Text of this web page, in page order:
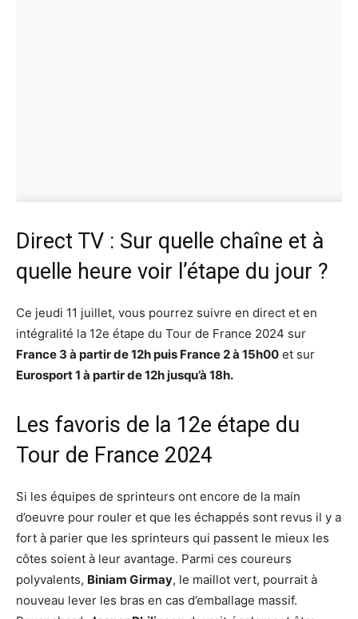
Direct TV : Sur quelle chaîne et à
quelle heure voir l’étape du jour ?
Ce jeudi 11 juillet, vous pourrez suivre en direct et en
intégralité la 12e étape du Tour de France 2024 sur
France 3 à partir de 12h puis France 2 à 15h00 et sur
Eurosport 1 à partir de 12h jusqu’à 18h.
Les favoris de la 12e étape du
Tour de France 2024
Si les équipes de sprinteurs ont encore de la main
d’oeuvre pour rouler et que les échappés sont revus il y a
fort à parier que les sprinteurs qui passent le mieux les
côtes soient à leur avantage. Parmi ces coureurs
polyvalents, Biniam Girmay, le maillot vert, pourrait à
nouveau lever les bras en cas d’emballage massif.